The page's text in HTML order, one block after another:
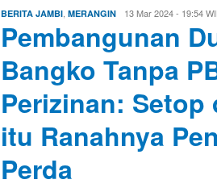
BERITA JAMBI MERANGIN Edo
13 Mar 2024 - 19:54
Pembangunan
Bangko Tanpa
Perizinan: Setop
itu Ranahnya
Perda